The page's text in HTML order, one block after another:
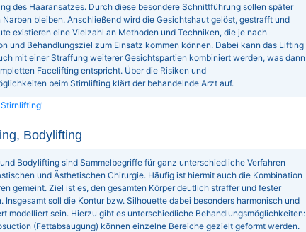
des Haaransatzes. Durch diese besondere Schnittführung sollen später
bleiben. Anschließend wird die Gesichtshaut gelöst, gestrafft und
existieren eine Vielzahl an Methoden und Techniken, die je nach
und Behandlungsziel zum Einsatz kommen können. Dabei kann das Lifting
mit einer Straffung weiterer Gesichtspartien kombiniert werden, was dann
Facelifting entspricht. Über die Risiken und
beim Stirnlifting klärt der behandelnde Arzt auf.
Bodylifting
Bodylifting sind Sammelbegriffe für ganz unterschiedliche Verfahren
und Ästhetischen Chirurgie. Häufig ist hiermit auch die Kombination
gemeint. Ziel ist es, den gesamten Körper deutlich straffer und fester
Insgesamt soll die Kontur bzw. Silhouette dabei besonders harmonisch und
modelliert sein. Hierzu gibt es unterschiedliche Behandlungsmöglichkeiten:
(Fettabsaugung) können einzelne Bereiche gezielt geformt werden.